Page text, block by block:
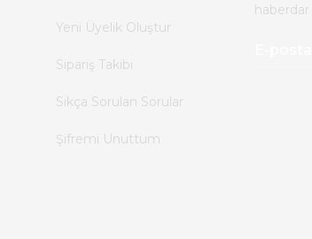
Yeni Üyelik Oluştur
Sipariş Takibi
Sıkça Sorulan Sorular
Şifremi Unuttum
haberdar